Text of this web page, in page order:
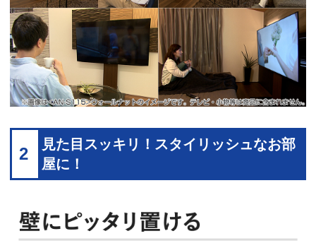
2
見た目スッキリ！スタイリッシュなお部
屋に！